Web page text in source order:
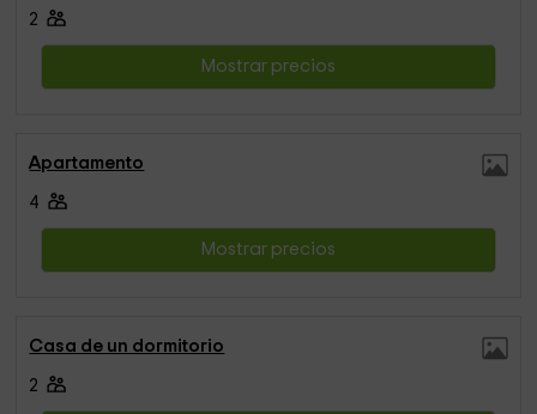
2
Mostrar precios
Apartamento
4
Mostrar precios
Casa de un dormitorio
2